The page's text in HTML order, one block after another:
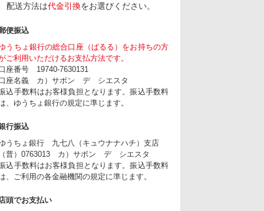
配送方法は代金引換をお選びください。
便振込
うちょ銀行の総合口座（ぱるる）をお持ちの方
ご利用いただけるお支払方法です。
座番号 19740-7630131
座名義 カ）サボン デ シエスタ
込手数料はお客様負担となります。振込手数料
、ゆうちょ銀行の規定に準じます。
行振込
うちょ銀行 九七八（キュウナナハチ）支店
（普）0763013 カ）サボン デ シエスタ
込手数料はお客様負担となります。振込手数料
、ご利用の各金融機関の規定に準じます。
店頭でお支払い